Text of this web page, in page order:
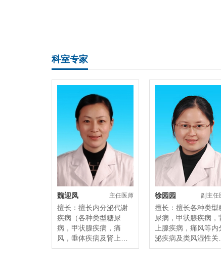
科室专家
魏迎凤 主任医师
擅长：擅长内分泌代谢
疾病（各种类型糖尿
病，甲状腺疾病，痛
风，垂体疾病及肾上腺
疾病等），风湿病（类
徐园园 副主任
擅长：擅长各种类型
尿病，甲状腺疾病，
上腺疾病，痛风等内
泌疾病及类风湿性关节
炎，强直性脊柱炎，